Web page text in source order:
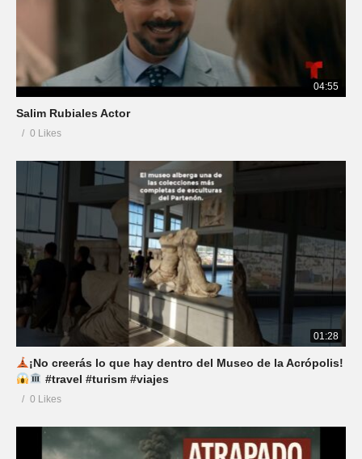
04:55
Salim Rubiales Actor
0 Likes
01:28
¡No creerás lo que hay dentro del Museo de la Acrópolis!
#travel #turism #viajes
0 Likes